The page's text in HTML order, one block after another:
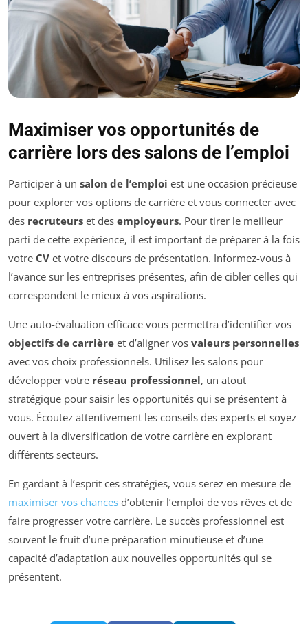
Maximiser vos opportunités de
carrière lors des salons de l’emploi
Participer à un salon de l’emploi est une occasion précieuse
pour explorer vos options de carrière et vous connecter avec
des recruteurs et des employeurs. Pour tirer le meilleur
parti de cette expérience, il est important de préparer à la fois
votre CV et votre discours de présentation. Informez-vous à
l’avance sur les entreprises présentes, afin de cibler celles qui
correspondent le mieux à vos aspirations.
Une auto-évaluation efficace vous permettra d’identifier vos
objectifs de carrière et d’aligner vos valeurs personnelles
avec vos choix professionnels. Utilisez les salons pour
développer votre réseau professionnel, un atout
stratégique pour saisir les opportunités qui se présentent à
vous. Écoutez attentivement les conseils des experts et soyez
ouvert à la diversification de votre carrière en explorant
différents secteurs.
En gardant à l’esprit ces stratégies, vous serez en mesure de
maximiser vos chances d’obtenir l’emploi de vos rêves et de
faire progresser votre carrière. Le succès professionnel est
souvent le fruit d’une préparation minutieuse et d’une
capacité d’adaptation aux nouvelles opportunités qui se
présentent.